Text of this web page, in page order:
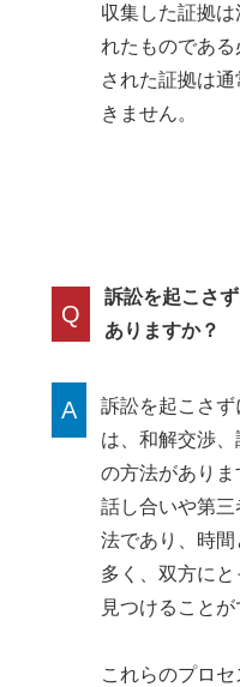
収集した証拠
れたものであ
された証拠は
きません。
Q
訴訟を起こさ
ありますか？
A
訴訟を起こさ
は、和解交渉
の方法があり
話し合いや第
法であり、時
多く、双方に
見つけることが
これらのプロ